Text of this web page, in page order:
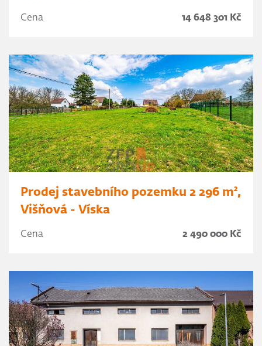
Cena 14 648 301 Kč
Prodej stavebního pozemku 2 296 m²,
Višňová - Víska
Cena 2 490 000 Kč